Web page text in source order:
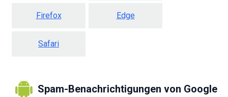
Firefox Edge
Safari
Spam-Benachrichtigungen von Google